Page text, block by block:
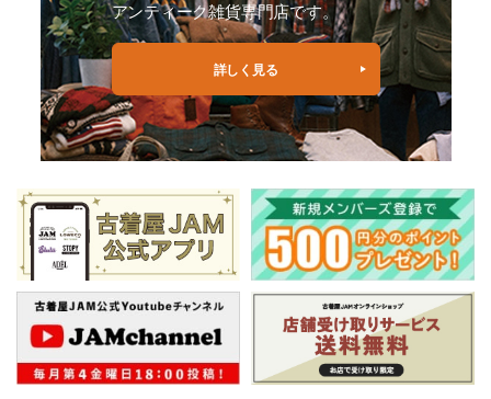
アンティーク雑貨専門店です。
詳しく見る